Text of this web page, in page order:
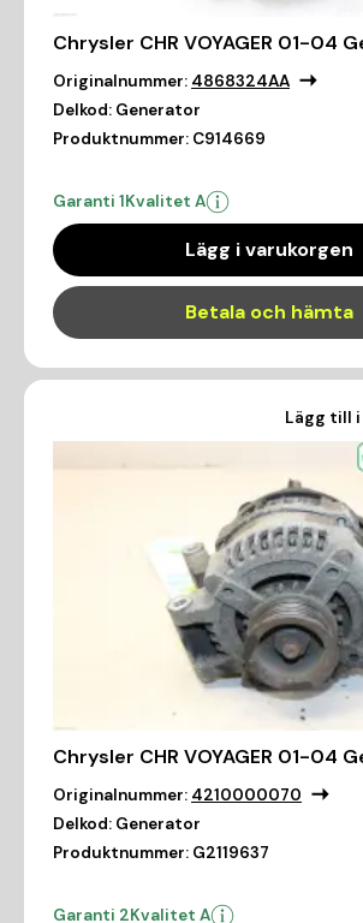
Chrysler CHR VOYAGER 01-04
Originalnummer: 4868324AA
Delkod: Generator
Produktnummer: C914669
Garanti 1Kvalitet A
Lägg i varukorgen
Betala och hämta
Lägg till
Chrysler CHR VOYAGER 01-04
Originalnummer: 4210000070
Delkod: Generator
Produktnummer: G2119637
Garanti 2Kvalitet A